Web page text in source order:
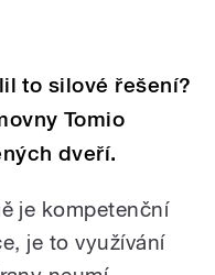
to silové řešení?
Tomio
dveří.
je kompetenční
je to využívání